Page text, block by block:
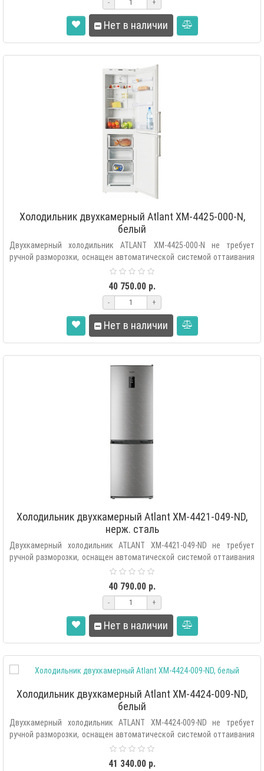
- +
Нет в наличии
Холодильник двухкамерный Atlant XM-4425-000-N,
белый
Двухкамерный холодильник ATLANT XM-4425-000-N не требует
ручной разморозки, оснащен автоматической системой оттаивания
40 750.00 р.
- +
Нет в наличии
Холодильник двухкамерный Atlant XM-4421-049-ND,
нерж. сталь
Двухкамерный холодильник ATLANT XM-4421-049-ND не требует
ручной разморозки, оснащен автоматической системой оттаивания
40 790.00 р.
- +
Нет в наличии
Холодильник двухкамерный Atlant XM-4424-009-ND,
белый
Двухкамерный холодильник ATLANT XM-4424-009-ND не требует
ручной разморозки, оснащен автоматической системой оттаивания
41 340.00 р.